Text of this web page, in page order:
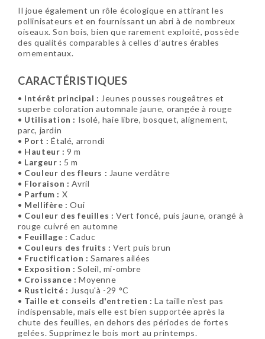
Il joue également un rôle écologique en attirant les
pollinisateurs et en fournissant un abri à de nombreux
oiseaux. Son bois, bien que rarement exploité, possède
des qualités comparables à celles d’autres érables
ornementaux.
CARACTÉRISTIQUES
• Intérêt principal : Jeunes pousses rougeâtres et
superbe coloration automnale jaune, orangée à rouge
• Utilisation : Isolé, haie libre, bosquet, alignement,
parc, jardin
• Port : Étalé, arrondi
• Hauteur : 9 m
• Largeur : 5 m
• Couleur des fleurs : Jaune verdâtre
• Floraison : Avril
• Parfum : X
• Mellifère : Oui
• Couleur des feuilles : Vert foncé, puis jaune, orangé à
rouge cuivré en automne
• Feuillage : Caduc
• Couleurs des fruits : Vert puis brun
• Fructification : Samares ailées
• Exposition : Soleil, mi-ombre
• Croissance : Moyenne
• Rusticité : Jusqu'à -29 °C
• Taille et conseils d'entretien : La taille n'est pas
indispensable, mais elle est bien supportée après la
chute des feuilles, en dehors des périodes de fortes
gelées. Supprimez le bois mort au printemps.